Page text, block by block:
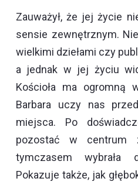
Zauważył, że jej życie
sensie zewnętrznym.
wielkimi dziełami czy
a jednak w jej życiu
Kościoła ma ogromną
Barbara uczy nas
miejsca. Po
pozostać w centrum
tymczasem wybrała
Pokazuje także, jak